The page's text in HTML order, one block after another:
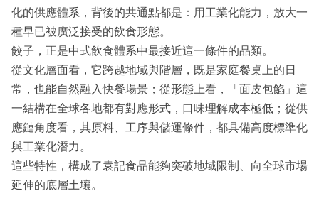
化的供應體系，背後的共通點都是：用工業化能力，放大一
種早已被廣泛接受的飲食形態。
餃子，正是中式飲食體系中最接近這一條件的品類。
從文化層面看，它跨越地域與階層，既是家庭餐桌上的日
常，也能自然融入快餐場景；從形態上看，「面皮包餡」這
一結構在全球各地都有對應形式，口味理解成本極低；從供
應鏈角度看，其原料、工序與儲運條件，都具備高度標準化
與工業化潛力。
這些特性，構成了袁記食品能夠突破地域限制、向全球市場
延伸的底層土壤。